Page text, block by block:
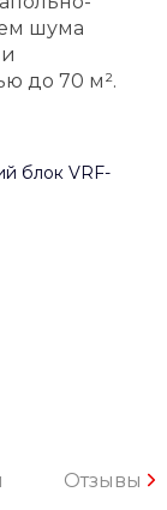
шума
до 70 м².
блок VRF-
Отзывы